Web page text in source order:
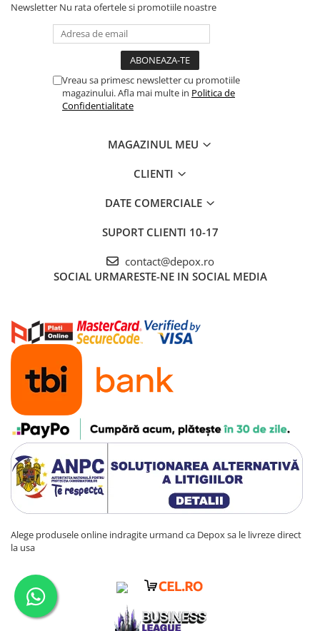
Newsletter Nu rata ofertele si promotiile noastre
Vreau sa primesc newsletter cu promotiile
magazinului. Afla mai multe in Politica de
Confidentialitate
MAGAZINUL MEU
CLIENTI
DATE COMERCIALE
SUPORT CLIENTI 10-17
contact@depox.ro
SOCIAL URMARESTE-NE IN SOCIAL MEDIA
Alege produsele online indragite urmand ca Depox sa le livreze direct
la usa